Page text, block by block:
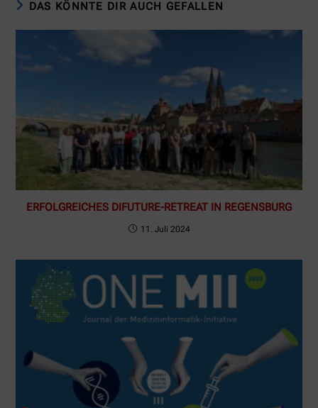
DAS KÖNNTE DIR AUCH GEFALLEN
ERFOLGREICHES DIFUTURE-RETREAT IN REGENSBURG
11. Juli 2024